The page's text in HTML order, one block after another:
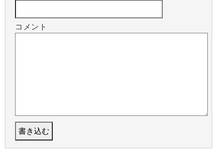
コメント